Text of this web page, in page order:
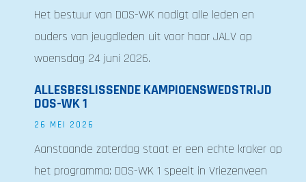
Het bestuur van DOS-WK nodigt alle leden en
ouders van jeugdleden uit voor haar JALV op
woensdag 24 juni 2026.
ALLESBESLISSENDE KAMPIOENSWEDSTRIJD
DOS-WK 1
26 MEI 2026
Aanstaande zaterdag staat er een echte kraker op
het programma: DOS-WK 1 speelt in Vriezenveen